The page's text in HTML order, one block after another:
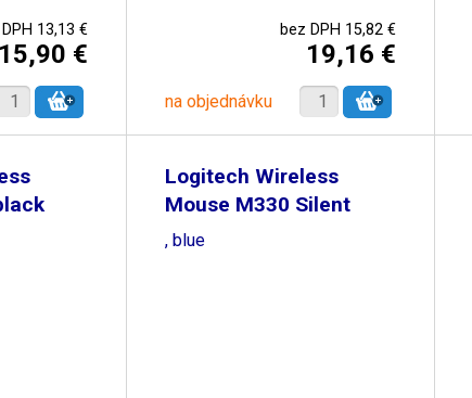
13,13 €
15,90 €
bez DPH 15,82 €
19,16 €
na objednávku
Logitech Wireless
Mouse M330 Silent
Plus
, blue